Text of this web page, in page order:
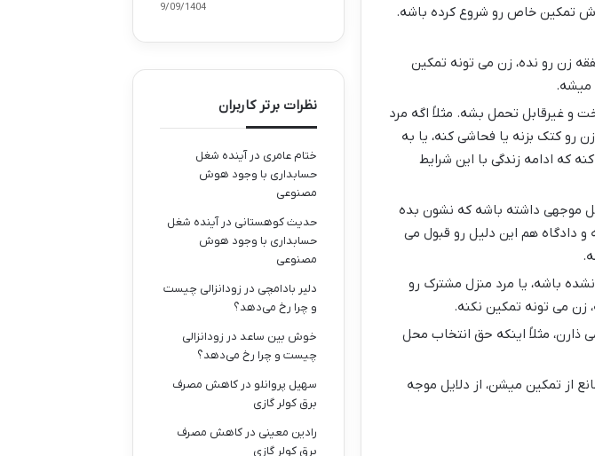
تمکین خاص رو شروع کرده باشه.
زن رو نده، زن می تونه تمکین
میشه.
و غیرقابل تحمل بشه. مثلاً اگه مرد
رو کتک بزنه یا فحاشی کنه، یا به
که ادامه زندگی با این شرایط
موجهی داشته باشه که نشون بده
و دادگاه هم این دلیل رو قبول می
باشه، یا مرد منزل مشترک رو
زن می تونه تمکین نکنه.
مثلاً اینکه حق انتخاب محل
از تمکین میشن، از دلایل موجه
29/09/1404
نظرات برتر کاربران
ختام عامری درآینده شغل
حسابداری با وجود هوش
مصنوعی
حدیث کوهستانی درآینده شغل
حسابداری با وجود هوش
مصنوعی
دلیر بادامچی در زودانزالی چیست
و چرا رخ می‌دهد؟
خوش بین ساعددر زودانزالی
چیست و چرا رخ می‌دهد؟
سهیل پروانلو در کاهش مصرف
برق کولر گازی
رادین معینی در کاهش مصرف
برق کولر گازی